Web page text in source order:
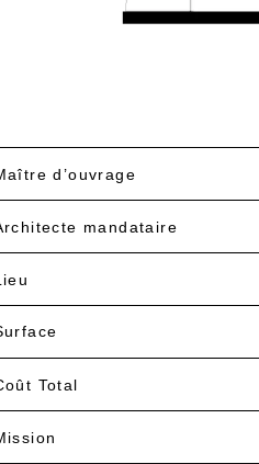
d’ouvrage
mandataire
Total